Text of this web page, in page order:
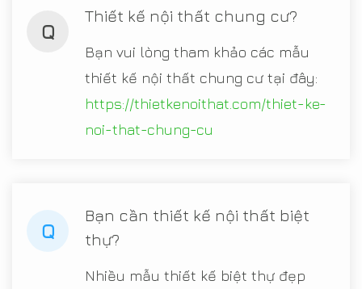
Q
Thiết kế nội thất chung cư?
Bạn vui lòng tham khảo các mẫu
thiết kế nội thất chung cư tại đây:
https://thietkenoithat.com/thiet-ke-
noi-that-chung-cu
Q
Bạn cần thiết kế nội thất biệt
thự?
Nhiều mẫu thiết kế biệt thự đẹp